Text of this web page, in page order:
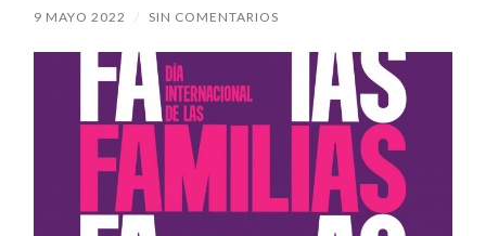
9 MAYO 2022 / SIN COMENTARIOS